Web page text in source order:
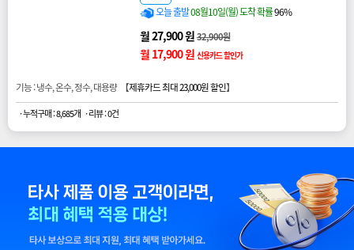
오늘 출발08월10일(월) 도착 확률96%
월 27,900 원32,900원
월 17,900 원 신용카드 할인가
기능 : 냉수, 온수, 정수, 대용량 【제휴카드 최대 23,000원 할인】
· 누적구매 : 8,685개 · 리뷰 : 0건